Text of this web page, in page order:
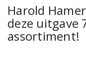
Harold
deze uitgave
assortiment!